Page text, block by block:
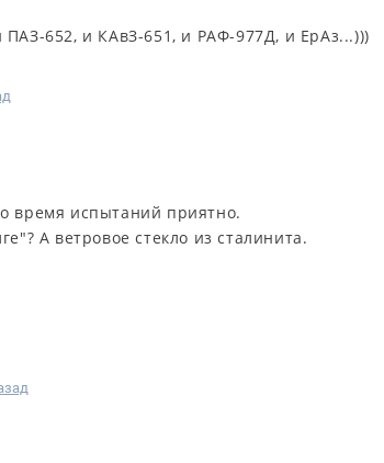
ПАЗ-652, и КАвЗ-651, и РАФ-977Д, и ЕрАз...)))
время испытаний приятно.
А ветровое стекло из сталинита.